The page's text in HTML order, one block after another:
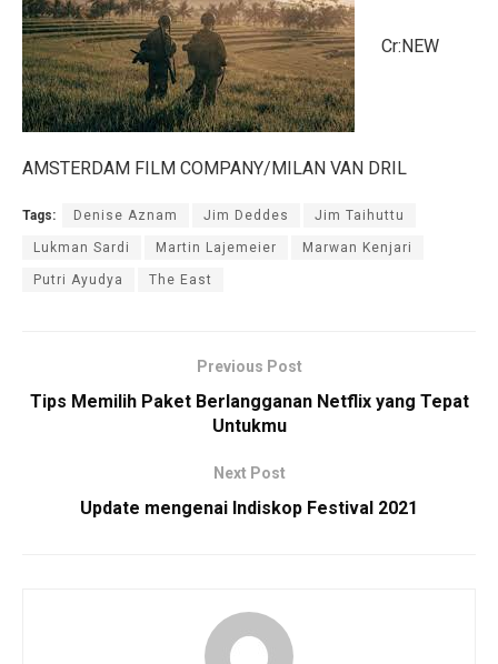
Cr:NEW
AMSTERDAM FILM COMPANY/MILAN VAN DRIL
Tags: Denise Aznam Jim Deddes Jim Taihuttu
Lukman Sardi Martin Lajemeier Marwan Kenjari
Putri Ayudya The East
Previous Post
Tips Memilih Paket Berlangganan Netflix yang Tepat
Untukmu
Next Post
Update mengenai Indiskop Festival 2021